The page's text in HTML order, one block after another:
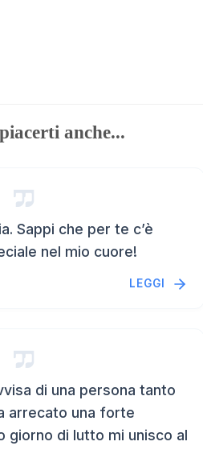
anche...
Sappi che per te c’è
nel mio cuore!
LEGGI
di una persona tanto
arrecato una forte
giorno di lutto mi unisco al